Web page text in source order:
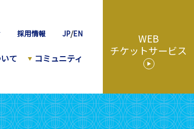
採用情報 JP/EN
て コミュニティ
WEB
チケットサービス